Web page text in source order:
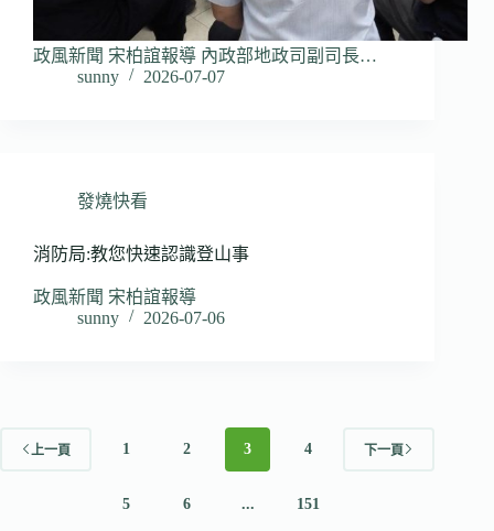
政風新聞 宋柏誼報導 內政部地政司副司長…
sunny
2026-07-07
發燒快看
消防局:教您快速認識登山事
政風新聞 宋柏誼報導
sunny
2026-07-06
上一頁 1 2 3 4
5 6 ... 151
下一頁